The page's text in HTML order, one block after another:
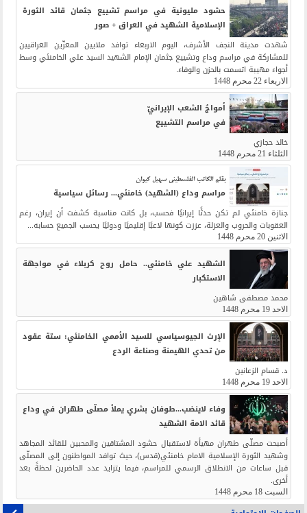
حشود مليونية في مراسم تشييع جثمان قائد الثورة
الإسلامية الشهيد في العراق + صور
شهدت مدينة النجف الأشرف، اليوم الاربعاء توافد ملايين المعزّين العراقيين
للمشاركة في مراسم وداع وتشييع جثمان الإمام الشهيد السيد علي الخامنئي وسط
أجواء مهيبة اتسمت بالحزن والوفاء.
الاربعاء 22 محرم 1448
أمواجُ الشعب الإيرانيّ
في مراسم التشييع
خالد حجازي
الثلثاء 21 محرم 1448
بقلم الكاتب الفلسطيني سهيل كيوان
مراسم وداع (الشهيد) خامنئي... رسائل سياسية
جنازة خامنئي لم تكن حدثًا إيرانيًا فحسب، بل كانت مناسبة كشفت أن إيران، رغم
العقوبات والحروب والعزلة، عززت كونها لاعبًا إقليميًا ودوليًا يحسب الجميع حسابه...
الاثنين 20 محرم 1448
الشهيد علي خامنئي.. حامل روح كربلاء في مواجهة
الاستكبار
محمد مصطفى شاهين
الاحد 19 محرم 1448
الإرث الجيوسياسي للسيد الأممي الخامنئي: ستة عقود
من تحدي الهيمنة وصناعة الردع
د. قسام الزعانين
الاحد 19 محرم 1448
وفاء لاينضب...طوفان بشري يملأ مصلّى طهران في وداع
قائد الامة الشهيد
أصبحت مصلّى طهران مهيأة لاستقبال حشود المشتاقين والمحبين للقائد المجاهد
وشهيد الثورة الإسلامية الامام خامنئي(قدس)، حيث توافد المواطنون إلى المصلّى
قبل ساعات من الانطلاق الرسمي للمراسم، فيما يتزايد عدد الحاضرين لحظةً بعد
أخرى.
السبت 18 محرم 1448